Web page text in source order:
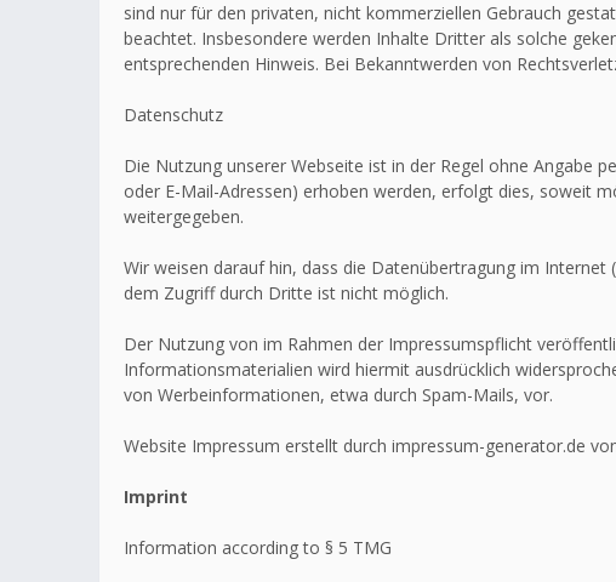
sind nur für den privaten, nicht kommerziellen Gebrauch
beachtet. Insbesondere werden Inhalte Dritter als solche
entsprechenden Hinweis. Bei Bekanntwerden von
Datenschutz
Die Nutzung unserer Webseite ist in der Regel ohne Angabe
oder E-Mail-Adressen) erhoben werden, erfolgt dies, soweit
weitergegeben.
Wir weisen darauf hin, dass die Datenübertragung im
dem Zugriff durch Dritte ist nicht möglich.
Der Nutzung von im Rahmen der Impressumspflicht
Informationsmaterialien wird hiermit ausdrücklich
von Werbeinformationen, etwa durch Spam-Mails, vor.
Website Impressum erstellt durch impressum-generator.de
Imprint
Information according to § 5 TMG